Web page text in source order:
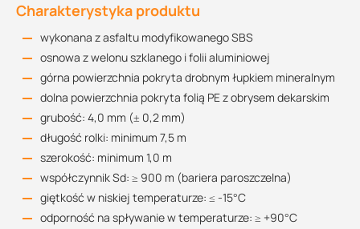
Charakterystyka produktu
wykonana z asfaltu modyfikowanego SBS
osnowa z welonu szklanego i folii aluminiowej
górna powierzchnia pokryta drobnym łupkiem mineralnym
dolna powierzchnia pokryta folią PE z obrysem dekarskim
grubość: 4,0 mm (± 0,2 mm)
długość rolki: minimum 7,5 m
szerokość: minimum 1,0 m
współczynnik Sd: ≥ 900 m (bariera paroszczelna)
giętkość w niskiej temperaturze: ≤ -15°C
odporność na spływanie w temperaturze: ≥ +90°C